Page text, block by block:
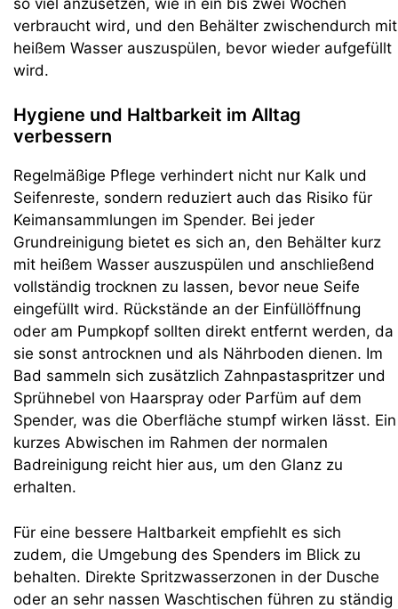
verbraucht wird, und den Behälter zwischendurch mit
heißem Wasser auszuspülen, bevor wieder aufgefüllt
wird.
Hygiene und Haltbarkeit im Alltag
verbessern
Regelmäßige Pflege verhindert nicht nur Kalk und
Seifenreste, sondern reduziert auch das Risiko für
Keimansammlungen im Spender. Bei jeder
Grundreinigung bietet es sich an, den Behälter kurz
mit heißem Wasser auszuspülen und anschließend
vollständig trocknen zu lassen, bevor neue Seife
eingefüllt wird. Rückstände an der Einfüllöffnung
oder am Pumpkopf sollten direkt entfernt werden, da
sie sonst antrocknen und als Nährboden dienen. Im
Bad sammeln sich zusätzlich Zahnpastaspritzer und
Sprühnebel von Haarspray oder Parfüm auf dem
Spender, was die Oberfläche stumpf wirken lässt. Ein
kurzes Abwischen im Rahmen der normalen
Badreinigung reicht hier aus, um den Glanz zu
erhalten.
Für eine bessere Haltbarkeit empfiehlt es sich
zudem, die Umgebung des Spenders im Blick zu
behalten. Direkte Spritzwasserzonen in der Dusche
oder an sehr nassen Waschtischen führen zu ständig